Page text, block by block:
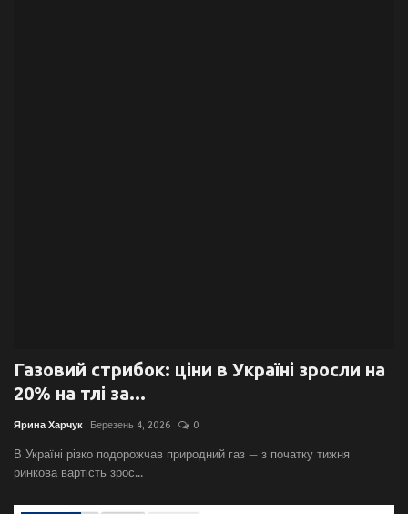
English Ukraine
Газовий стрибок: ціни в Україні зросли на
20% на тлі за...
Ярина Харчук Березень 4, 2026 0
В Україні різко подорожчав природний газ — з початку тижня
ринкова вартість зрос...